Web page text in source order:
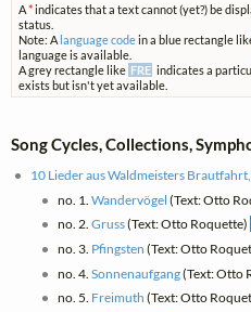
A*indicates that a text cannot (yet?) be
status.
Note: A language codein a blue rectangle
language is available.
A grey rectangle like FRE indicates a
exists but isn't yet available.
Song Cycles, Collections,
10 Lieder aus Waldmeisters
no. 1. Wandervögel (Text: Otto
no. 2. Gruss(Text: Otto Roquette)
no. 3. Pfingsten (Text: Otto
no. 4. Sonnenaufgang(Text: Otto
no. 5. Freimuth (Text: Otto